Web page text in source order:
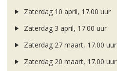
Zaterdag 10 april, 17.00 uur
Zaterdag 3 april, 17.00 uur
Zaterdag 27 maart, 17.00 uur
Zaterdag 20 maart, 17.00 uur